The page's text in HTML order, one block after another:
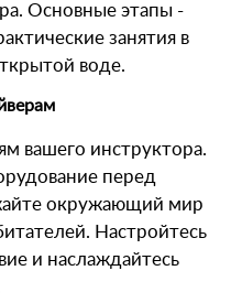
Основные этапы -
занятия в
воде.
вашего инструктора.
перед
окружающий мир
Настройтесь
и наслаждайтесь